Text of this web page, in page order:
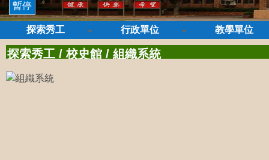
暫停
探索秀工 行政單位 教學單位
探索秀工 /校史館 / 組織系統